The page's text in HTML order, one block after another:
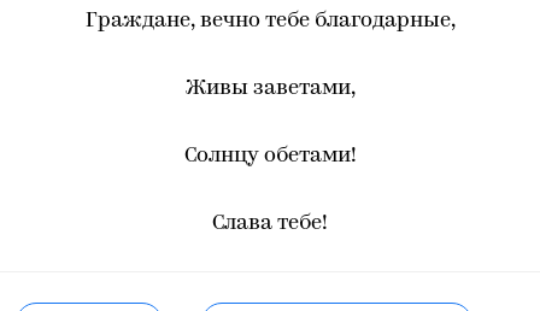
Граждане, вечно тебе благодарные,
Живы заветами,
Солнцу обетами!
Слава тебе!